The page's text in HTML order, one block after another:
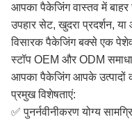
आपका पैकेजिंग वास्तव में
उपहार सेट, खुदरा प्रदर्शन,
विसारक पैकेजिंग बक्से एक
स्टॉप OEM और ODM
आपका पैकेजिंग आपके उत्पादों
प्रमुख विशेषताएं:
✅ पुनर्नवीनीकरण योग्य